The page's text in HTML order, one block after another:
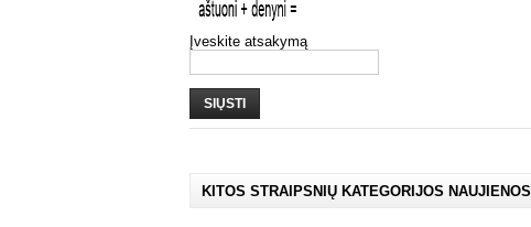
Įveskite atsakymą
SIŲSTI
KITOS STRAIPSNIŲ KATEGORIJOS NAUJIENOS